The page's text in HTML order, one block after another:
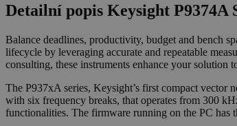
Detailní popis Keysight P9374A
Balance deadlines, productivity, budget and bench
lifecycle by leveraging accurate and repeatable
consulting, these instruments enhance your solution
The P937xA series, Keysight’s first compact
with six frequency breaks, that operates from 300
functionalities. The firmware running on the PC